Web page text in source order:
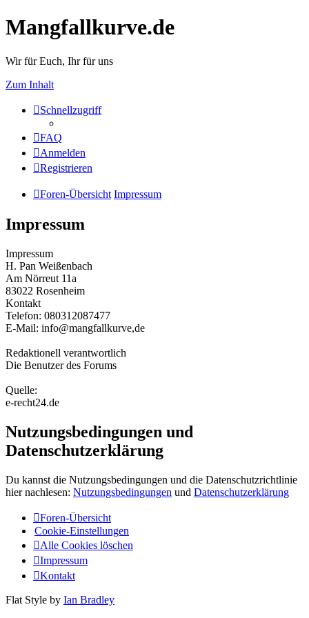
Mangfallkurve.de
Wir für Euch, Ihr für uns
Zum Inhalt
Schnellzugriff
FAQ
Anmelden
Registrieren
Foren-Übersicht Impressum
Impressum
Impressum
H. Pan Weißenbach
Am Nörreut 11a
83022 Rosenheim
Kontakt
Telefon: 080312087477
E-Mail: info@mangfallkurve,de
Redaktionell verantwortlich
Die Benutzer des Forums
Quelle:
e-recht24.de
Nutzungsbedingungen und
Datenschutzerklärung
Du kannst die Nutzungsbedingungen und die Datenschutzrichtlinie
hier nachlesen: Nutzungsbedingungen und Datenschutzerklärung
Foren-Übersicht
Cookie-Einstellungen
Alle Cookies löschen
Impressum
Kontakt
Flat Style by Ian Bradley